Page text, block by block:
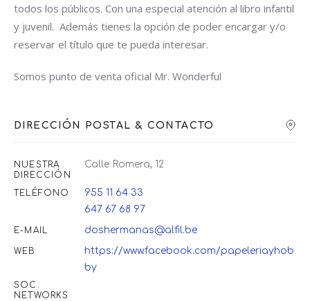
todos los públicos. Con una especial atención al libro infantil
y juvenil. Además tienes la opción de poder encargar y/o
reservar el título que te pueda interesar.
Somos punto de venta oficial Mr. Wonderful
DIRECCIÓN POSTAL & CONTACTO
NUESTRA
DIRECCIÓN
Calle Romera, 12
TELÉFONO
955 11 64 33
647 67 68 97
E-MAIL doshermanas@alfil.be
WEB
https://www.facebook.com/papeleriayhob
by
SOC.
NETWORKS